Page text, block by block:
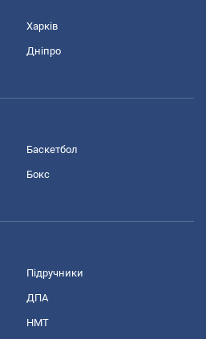
Харків
Дніпро
Баскетбол
Бокс
Підручники
ДПА
НМТ